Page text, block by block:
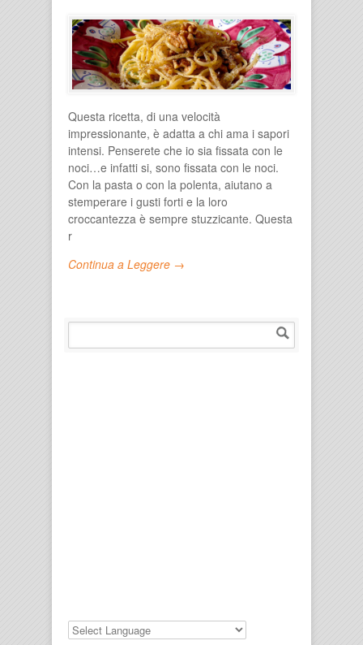
Questa ricetta, di una velocità
impressionante, è adatta a chi ama i sapori
intensi. Penserete che io sia fissata con le
noci…e infatti si, sono fissata con le noci.
Con la pasta o con la polenta, aiutano a
stemperare i gusti forti e la loro
croccantezza è sempre stuzzicante. Questa
r
Continua a Leggere →